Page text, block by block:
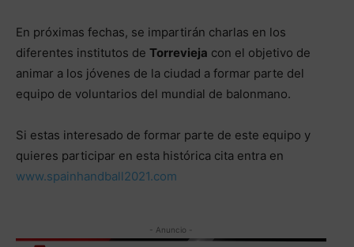
En próximas fechas, se impartirán charlas en los
diferentes institutos de Torrevieja con el objetivo de
animar a los jóvenes de la ciudad a formar parte del
equipo de voluntarios del mundial de balonmano.
Si estas interesado de formar parte de este equipo y
quieres participar en esta histórica cita entra en
www.spainhandball2021.com
- Anuncio -